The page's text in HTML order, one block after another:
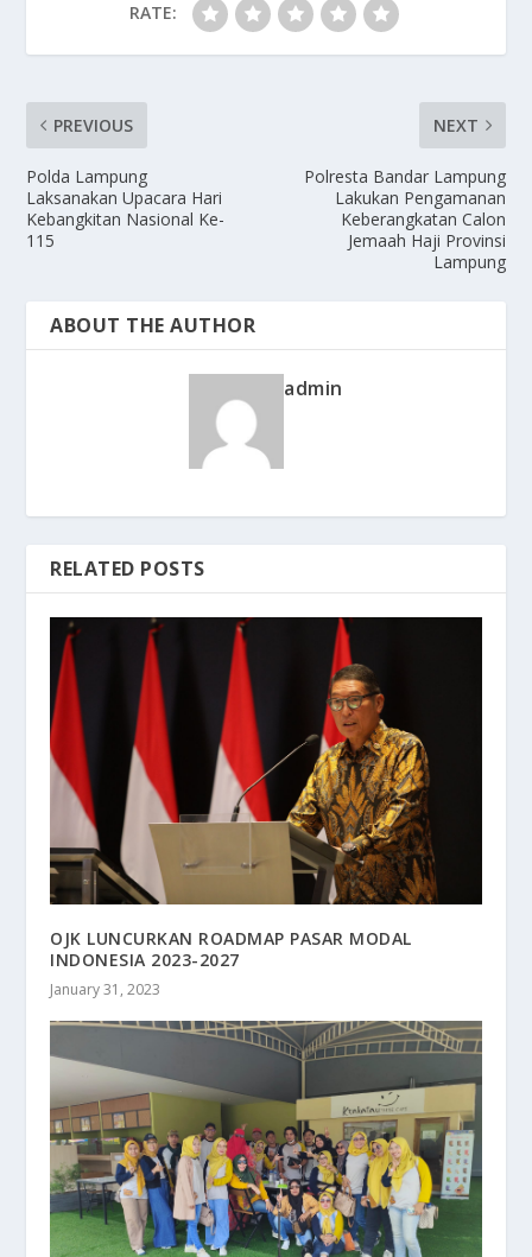
RATE:
PREVIOUS
Polda Lampung
Laksanakan Upacara Hari
Kebangkitan Nasional Ke-
115
NEXT
Polresta Bandar Lampung
Lakukan Pengamanan
Keberangkatan Calon
Jemaah Haji Provinsi
Lampung
ABOUT THE AUTHOR
admin
RELATED POSTS
OJK LUNCURKAN ROADMAP PASAR MODAL
INDONESIA 2023-2027
January 31, 2023